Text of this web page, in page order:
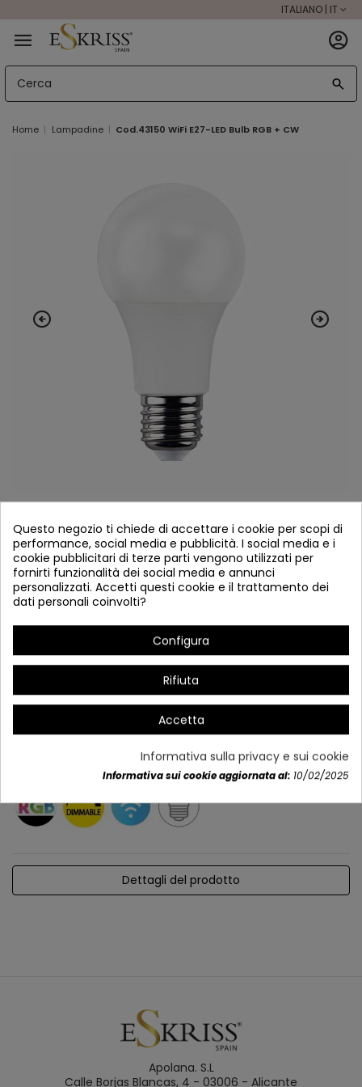
ITALIANO | IT
Home Lampadine Cod.43150 WiFi E27-LED Bulb RGB + CW
Cod.43150 WiFi E27-LED Bulb RGB + CW
Riferimento 43150
Disponibile
Dettagli del prodotto
Apolana. S.L
Calle Borjas Blancas, 4 - 03006 - Alicante
Questo negozio ti chiede di accettare i cookie per scopi di
performance, social media e pubblicità. I social media e i
cookie pubblicitari di terze parti vengono utilizzati per
fornirti funzionalità dei social media e annunci
personalizzati. Accetti questi cookie e il trattamento dei
dati personali coinvolti?
Configura
Rifiuta
Accetta
Informativa sulla privacy e sui cookie
Informativa sui cookie aggiornata al: 10/02/2025